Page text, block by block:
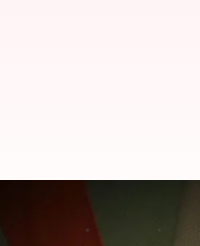
विपक्षी पार्टियों